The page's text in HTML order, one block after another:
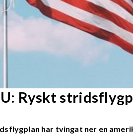
Ryskt
har tvingat ner en